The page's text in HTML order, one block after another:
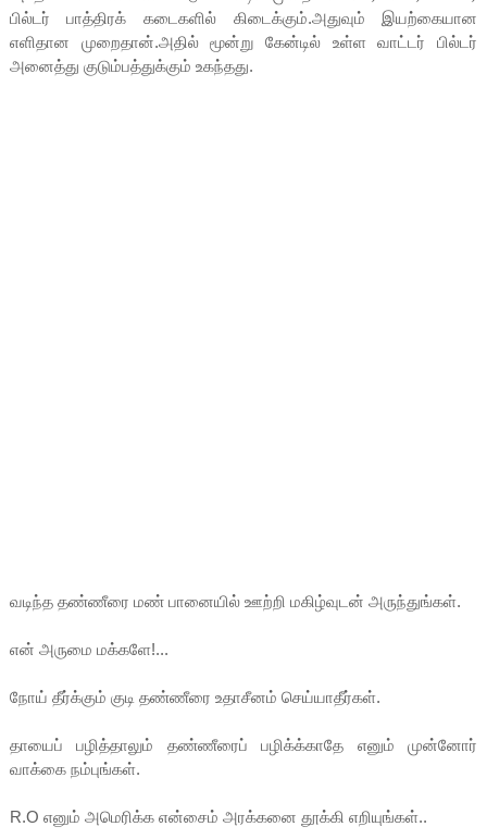
பில்டர் பாத்திரக் கடைகளில் கிடைக்கும்.அதுவும் இயற்கையான
எளிதான முறைதான்.அதில் மூன்று கேன்டில் உள்ள வாட்டர் பில்டர்
அனைத்து குடும்பத்துக்கும் உகந்தது.
வடிந்த தண்ணீரை மண் பானையில் ஊற்றி மகிழ்வுடன் அருந்துங்கள்.
என் அருமை மக்களே!...
நோய் தீர்க்கும் குடி தண்ணீரை உதாசீனம் செய்யாதீர்கள்.
தாயைப் பழித்தாலும் தண்ணீரைப் பழிக்க்காதே எனும் முன்னோர்
வாக்கை நம்புங்கள்.
R.O எனும் அமெரிக்க என்சைம் அரக்கனை தூக்கி எறியுங்கள்..